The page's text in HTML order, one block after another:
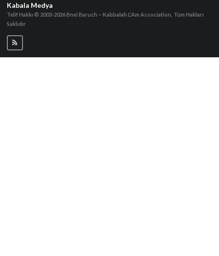
Kabala Medya
Telif Hakkı © 2003-2026Bnei Baruch – Kabbalah L’Am Association, Tüm Hakları
Saklıdır